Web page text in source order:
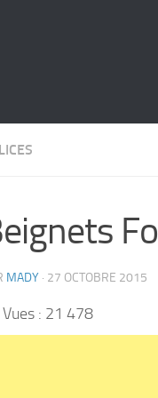
MADY · 27 OCTOBRE 2015
Vues : 21 478